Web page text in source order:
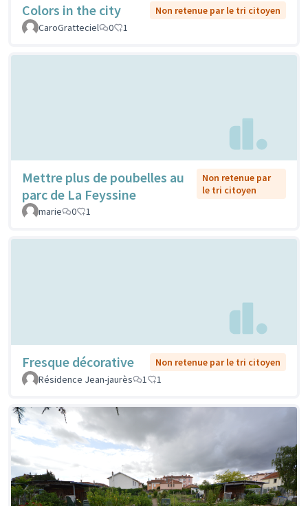
Colors in the city
Non retenue par le tri citoyen
CaroGratteciel
0 1
Mettre plus de poubelles au
parc de La Feyssine
Non retenue par
le tri citoyen
marie
0 1
Fresque décorative
Non retenue par le tri citoyen
Résidence Jean-jaurès
1 1